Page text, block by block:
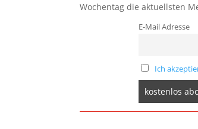
Wochentag die aktuellsten
E-Mail Adresse
Ich